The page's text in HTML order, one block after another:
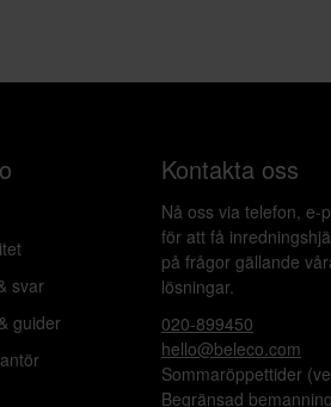
svar
guider
Kontakta oss
Nå oss via telefon, e-
för att få
på frågor gällande
lösningar.
020-899450
hello@beleco.com
Sommaröppettider
Begränsad